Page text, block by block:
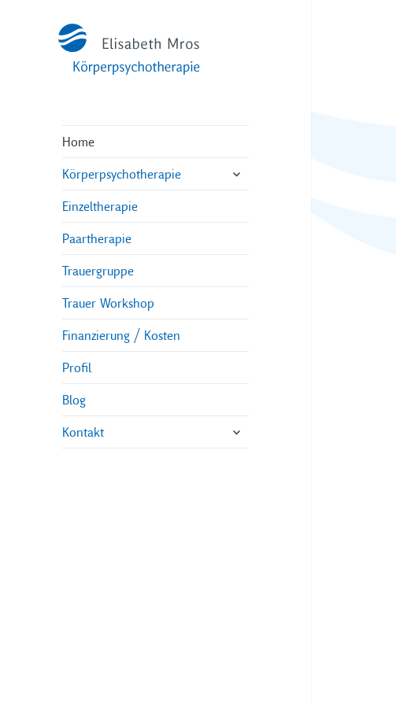
Home
Körperpsychotherapie
öffnen
Einzeltherapie
Paartherapie
Trauergruppe
Trauer Workshop
Finanzierung / Kosten
Profil
Blog
Kontakt
öffnen